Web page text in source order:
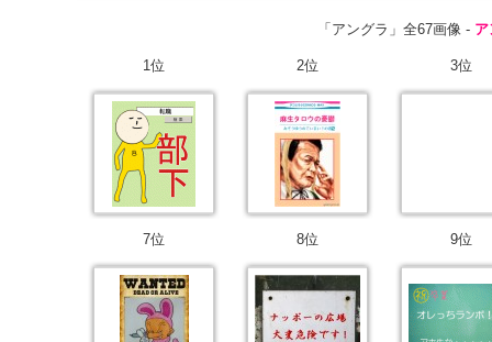
「アングラ」全67画像 -
1位 2位 3位
7位 8位 9位